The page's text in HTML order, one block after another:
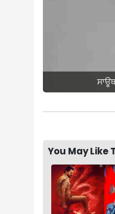
You May Like